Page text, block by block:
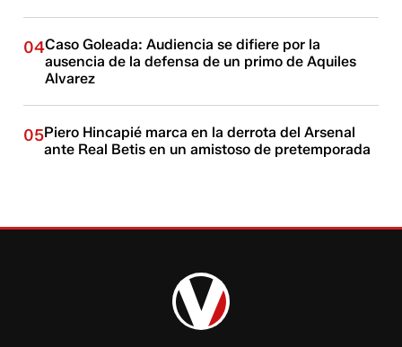
04Caso Goleada: Audiencia se difiere por la
ausencia de la defensa de un primo de Aquiles
Alvarez
05Piero Hincapié marca en la derrota del Arsenal
ante Real Betis en un amistoso de pretemporada